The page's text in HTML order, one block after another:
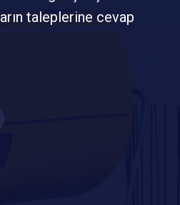
taleplerine cevap